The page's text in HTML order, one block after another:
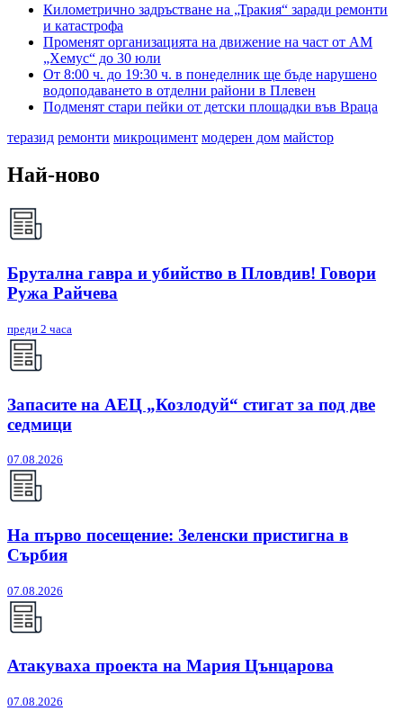
Километрично задръстване на „Тракия“ заради ремонти
и катастрофа
Променят организацията на движение на част от АМ
„Хемус“ до 30 юли
От 8:00 ч. до 19:30 ч. в понеделник ще бъде нарушено
водоподаването в отделни райони в Плевен
Подменят стари пейки от детски площадки във Враца
теразид ремонти микроцимент модерен дом майстор
Най-ново
Брутална гавра и убийство в Пловдив! Говори
Ружа Райчева
преди 2 часа
Запасите на АЕЦ „Козлодуй“ стигат за под две
седмици
07.08.2026
На първо посещение: Зеленски пристигна в
Сърбия
07.08.2026
Атакуваха проекта на Мария Цънцарова
07.08.2026